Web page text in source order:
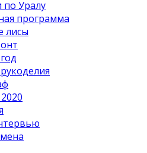
по Уралу
программа
лисы